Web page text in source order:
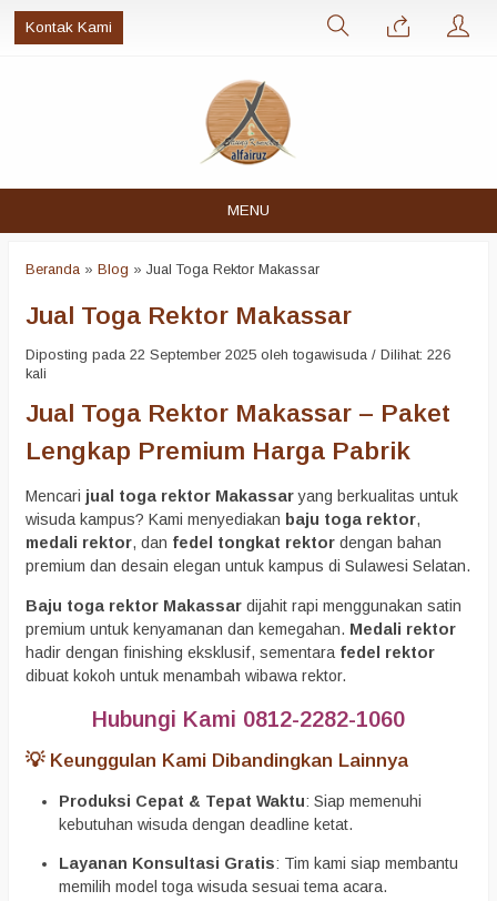
Kontak Kami
MENU
Beranda » Blog » Jual Toga Rektor Makassar
Jual Toga Rektor Makassar
Diposting pada 22 September 2025 oleh togawisuda / Dilihat: 226
kali
Jual Toga Rektor Makassar – Paket
Lengkap Premium Harga Pabrik
Mencari jual toga rektor Makassaryang berkualitas untuk
wisuda kampus? Kami menyediakan baju toga rektor,
medali rektor, dan fedel tongkat rektor dengan bahan
premium dan desain elegan untuk kampus di Sulawesi Selatan.
Baju toga rektor Makassar dijahit rapi menggunakan satin
premium untuk kenyamanan dan kemegahan. Medali rektor
hadir dengan finishing eksklusif, sementara fedel rektor
dibuat kokoh untuk menambah wibawa rektor.
Hubungi Kami 0812-2282-1060
💡 Keunggulan Kami Dibandingkan Lainnya
Produksi Cepat & Tepat Waktu: Siap memenuhi
kebutuhan wisuda dengan deadline ketat.
Layanan Konsultasi Gratis: Tim kami siap membantu
memilih model toga wisuda sesuai tema acara.